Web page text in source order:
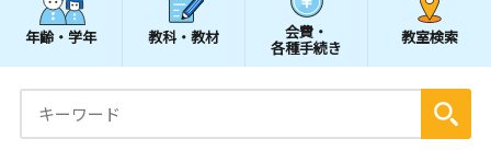
年齢・学年 教科・教材 会費・
各種手続き
教室検索